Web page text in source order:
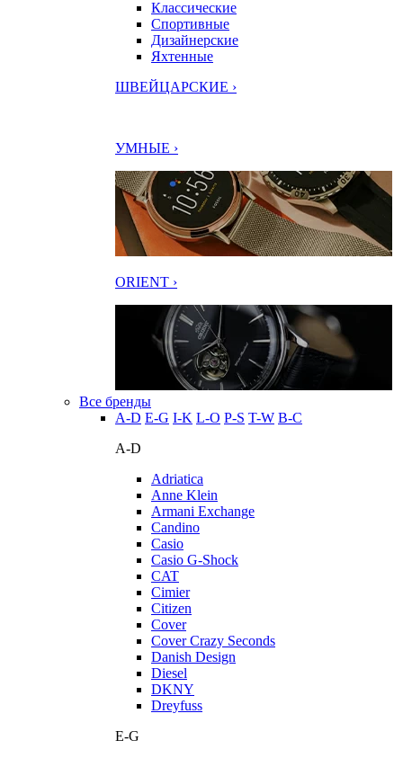
Классические
Спортивные
Дизайнерские
Яхтенные
ШВЕЙЦАРСКИЕ ›
УМНЫЕ ›
ORIENT ›
Все бренды
A-D E-G I-K L-O P-S T-W В-С
A-D
Adriatica
Anne Klein
Armani Exchange
Candino
Casio
Casio G-Shock
CAT
Cimier
Citizen
Cover
Cover Crazy Seconds
Danish Design
Diesel
DKNY
Dreyfuss
E-G